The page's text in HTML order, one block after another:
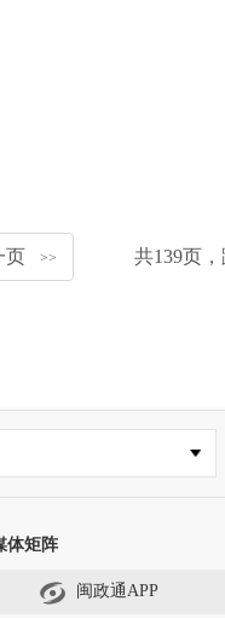
页 >> 共139页，
体矩阵
闽政通APP